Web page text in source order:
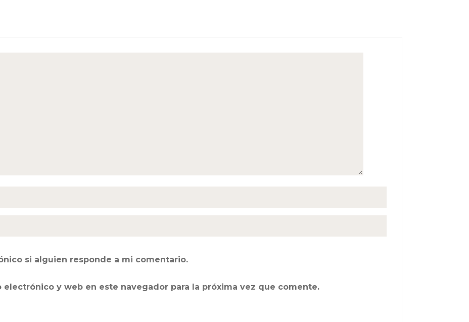
si alguien responde a mi comentario.
electrónico y web en este navegador para la próxima vez que comente.